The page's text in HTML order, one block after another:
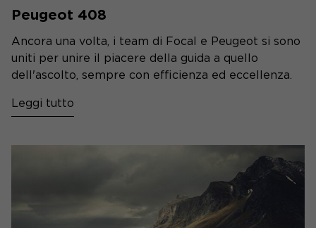
Peugeot 408
Ancora una volta, i team di Focal e Peugeot si sono
uniti per unire il piacere della guida a quello
dell'ascolto, sempre con efficienza ed eccellenza.
Leggi tutto